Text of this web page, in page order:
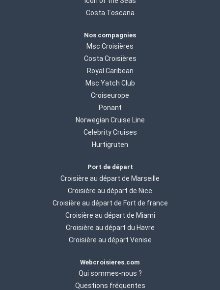
Costa Toscana
Nos compagnies
Msc Croisières
Costa Croisières
Royal Caribean
Msc Yatch Club
Croiseurope
Ponant
Norwegian Cruise Line
Celebrity Cruises
Hurtigruten
Port de départ
Croisière au départ de Marseille
Croisière au départ de Nice
Croisière au départ de Fort de france
Croisière au départ de Miami
Croisière au départ du Havre
Croisière au départ Venise
Webcroisieres.com
Qui sommes-nous ?
Questions fréquentes